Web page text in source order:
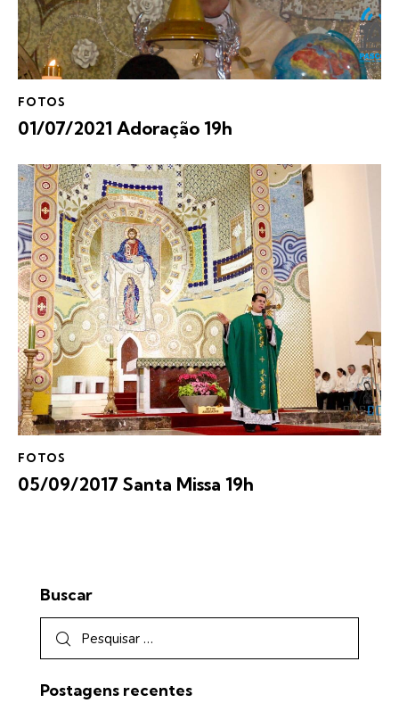
FOTOS
01/07/2021 Adoração 19h
FOTOS
05/09/2017 Santa Missa 19h
Buscar
Postagens recentes